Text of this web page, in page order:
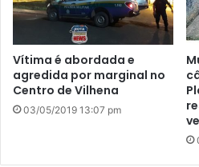
Vítima é abordada e
agredida por marginal no
Centro de Vilhena
03/05/2019 13:07 pm